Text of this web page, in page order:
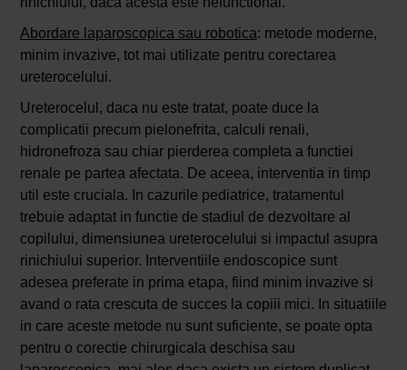
Abordare laparoscopica sau robotica: metode moderne,
minim invazive, tot mai utilizate pentru corectarea
ureterocelului.
Ureterocelul, daca nu este tratat, poate duce la
complicatii precum pielonefrita, calculi renali,
hidronefroza sau chiar pierderea completa a functiei
renale pe partea afectata. De aceea, interventia in timp
util este cruciala. In cazurile pediatrice, tratamentul
trebuie adaptat in functie de stadiul de dezvoltare al
copilului, dimensiunea ureterocelului si impactul asupra
rinichiului superior. Interventiile endoscopice sunt
adesea preferate in prima etapa, fiind minim invazive si
avand o rata crescuta de succes la copiii mici. In situatiile
in care aceste metode nu sunt suficiente, se poate opta
pentru o corectie chirurgicala deschisa sau